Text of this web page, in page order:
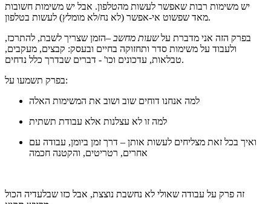
יש משימות רבות שאפשר לעשות מהטלפון. אבל יש משימות חשובות
מאד שפשוט אי-אפשר (לא נח/לא מומלץ) לעשות בטלפון.
בפרק הזה אני מדברת עלשעות מחשב –הזמן שצריך לשבת, להתרכז,
ולעבוד על משימות סדר ותחזוקה בחיים ובעסק: קבצים, מעקבים,
טבלאות, עדכונים וכו' - דברים שבדרך כלל נדחים.
בפרק תשמעו על:
למה אנחנו דוחים שוב ושוב את המשימות האלה
למה זו לא עצלנות אלא עבודת תשתית
ואיך בכל זאת מצליחים לעשות אותן – דרך זמן ביומן, עבודה עם
אחרים, רטריטים, והקטנה חכמה
זה פרק על עבודה שאולי לא נחשבת נוצצת, אבל כזו שבלעדיה הכול